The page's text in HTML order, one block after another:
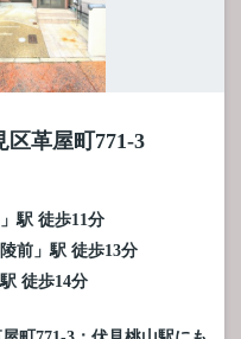
革屋町771-3
」駅 徒歩11分
前」駅 徒歩13分
駅 徒歩14分